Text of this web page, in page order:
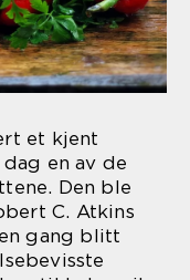
et kjent
en av de
Den ble
C. Atkins
gang blitt